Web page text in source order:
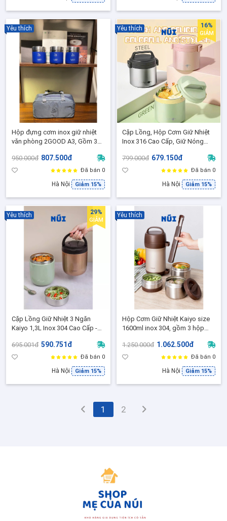
Hộp đựng cơm inox giữ nhiệt
văn phòng 2GOOD A3, Gồm 3
Túi Đựng - Bảo Hành 5 năm
chính hãng
950.000đ 807.500đ
Đã bán 0
Hà Nội Giảm 15%
Yêu thích
Cặp Lồng, Hộp Cơm Giữ Nhiệt
Inox 316 Cao Cấp, Giữ Nóng
1700ml O525 (OYTF53-C170) ko
799.000đ 679.150đ
Đã bán 0
Hà Nội Giảm 15%
Yêu thích 16%
GIẢM
Cặp Lồng Giữ Nhiệt 3 Ngăn
Kaiyo 1,3L Inox 304 Cao Cấp -
Thìa Inox
695.001đ 590.751đ
Đã bán 0
Hà Nội Giảm 15%
Yêu thích 29%
GIẢM
Hộp Cơm Giữ Nhiệt Kaiyo size
1600ml inox 304, gồm 3 hộp
đũa
1.250.000đ 1.062.500đ
Đã bán 0
Hà Nội Giảm 15%
Yêu thích
1 2